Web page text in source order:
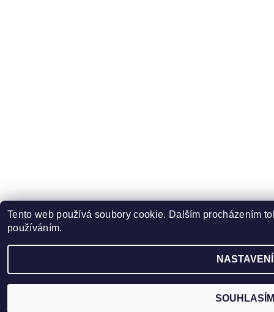
Tento web používá soubory cookie. Dalším procházením
používáním.
NASTAVENÍ
SOUHLASÍM